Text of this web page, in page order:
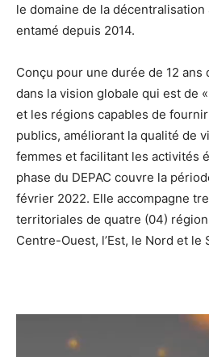
le domaine de la décentralisation
entamé depuis 2014.
Conçu pour une durée de 12 ans
dans la vision globale qui est de
et les régions capables de
publics, améliorant la qualité de
femmes et facilitant les activités
phase du DEPAC couvre la
février 2022. Elle accompagne
territoriales de quatre (04)
Centre-Ouest, l’Est, le Nord et le